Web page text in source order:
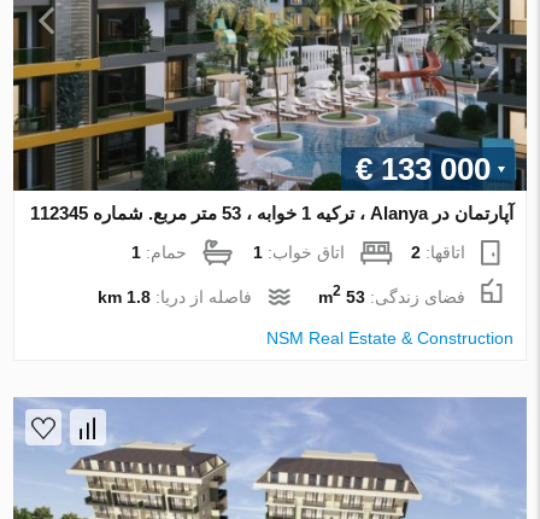
€ 133 000
آپارتمان در Alanya ، ترکیه 1 خوابه ، 53 متر مربع. شماره 112345
اتاقها:2 اتاق خواب:1 حمام:1
فضای زندگی:53 m
2 فاصله از دریا:1.8 km
NSM Real Estate & Construction